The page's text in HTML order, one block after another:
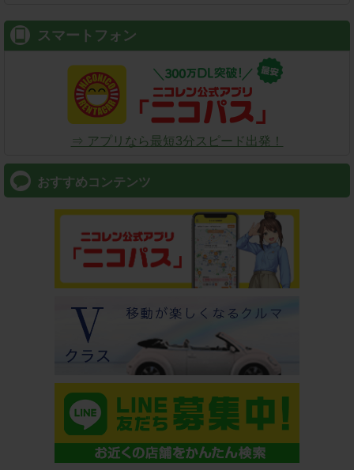
スマートフォン
⇒ アプリなら最短3分スピード出発！
おすすめコンテンツ